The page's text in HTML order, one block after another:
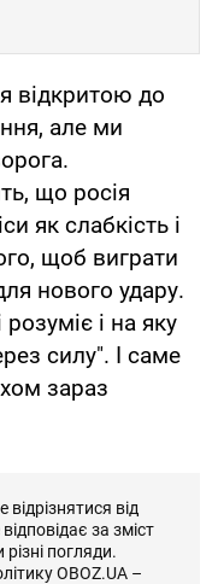
відкритою до
але ми
що росія
як слабкість і
щоб виграти
нового удару.
і на яку
силу". І саме
зараз
від
за зміст
погляди.
OBOZ.UA –